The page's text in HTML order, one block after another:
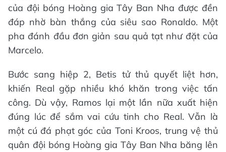
của đội bóng Hoàng gia Tây Ban Nha được đền
đáp nhờ bàn thắng của siêu sao Ronaldo. Một
pha đánh đầu đơn giản sau quả tạt như đặt của
Marcelo.
Bước sang hiệp 2, Betis tử thủ quyết liệt hơn,
khiến Real gặp nhiều khó khăn trong việc tấn
công. Dù vậy, Ramos lại một lần nữa xuất hiện
đúng lúc để sắm vai cứu tinh cho Real. Vẫn là
một cú đá phạt góc của Toni Kroos, trung vệ thủ
quân đội bóng Hoàng gia Tây Ban Nha băng lên